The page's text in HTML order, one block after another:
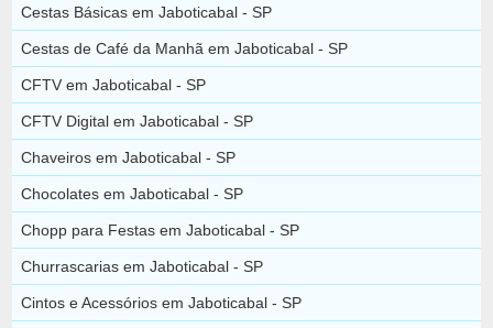
Cestas Básicas em Jaboticabal - SP
Cestas de Café da Manhã em Jaboticabal - SP
CFTV em Jaboticabal - SP
CFTV Digital em Jaboticabal - SP
Chaveiros em Jaboticabal - SP
Chocolates em Jaboticabal - SP
Chopp para Festas em Jaboticabal - SP
Churrascarias em Jaboticabal - SP
Cintos e Acessórios em Jaboticabal - SP